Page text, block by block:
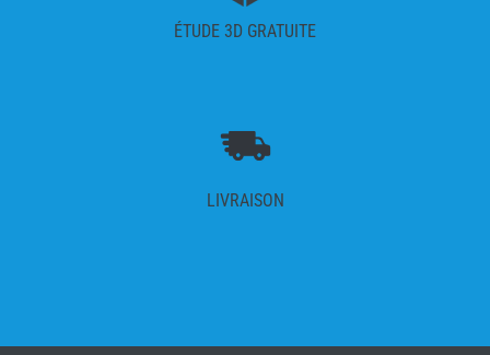
ÉTUDE 3D GRATUITE
LIVRAISON